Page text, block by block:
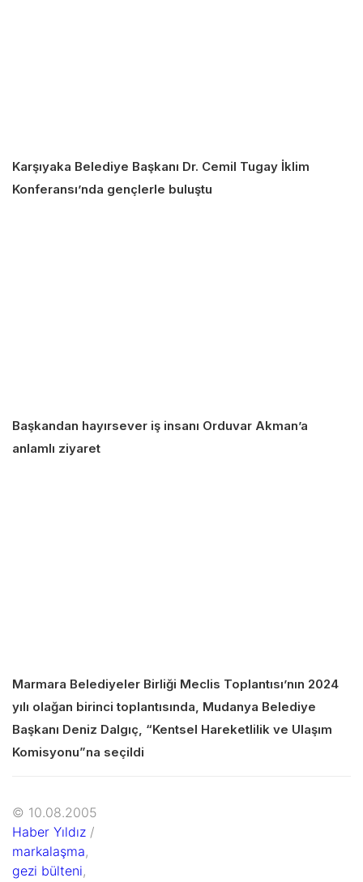
Karşıyaka Belediye Başkanı Dr. Cemil Tugay İklim
Konferansı’nda gençlerle buluştu
Başkandan hayırsever iş insanı Orduvar Akman’a
anlamlı ziyaret
Marmara Belediyeler Birliği Meclis Toplantısı’nın 2024
yılı olağan birinci toplantısında, Mudanya Belediye
Başkanı Deniz Dalgıç, “Kentsel Hareketlilik ve Ulaşım
Komisyonu”na seçildi
© 10.08.2005
Haber Yıldız /
markalaşma,
gezi bülteni,